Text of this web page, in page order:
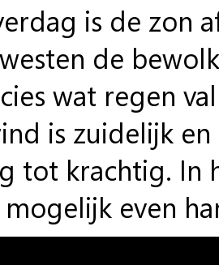
is de zon
de
wat regen
is zuidelijk
tot krachtig. In
mogelijk even